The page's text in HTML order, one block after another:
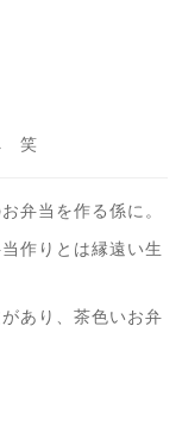
笑
弁当を作る係に。
作りとは縁遠い生
あり、茶色いお弁